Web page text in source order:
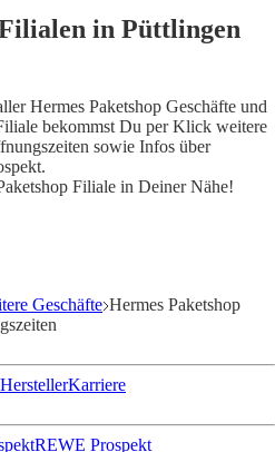
in Püttlingen
Hermes Paketshop Geschäfte und
bekommst Du per Klick weitere
sowie Infos über
Filiale in Deiner Nähe!
Geschäfte Hermes Paketshop
Karriere
REWE Prospekt